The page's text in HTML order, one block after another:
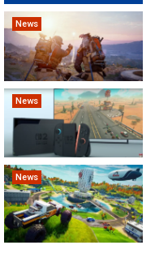
News
News
News